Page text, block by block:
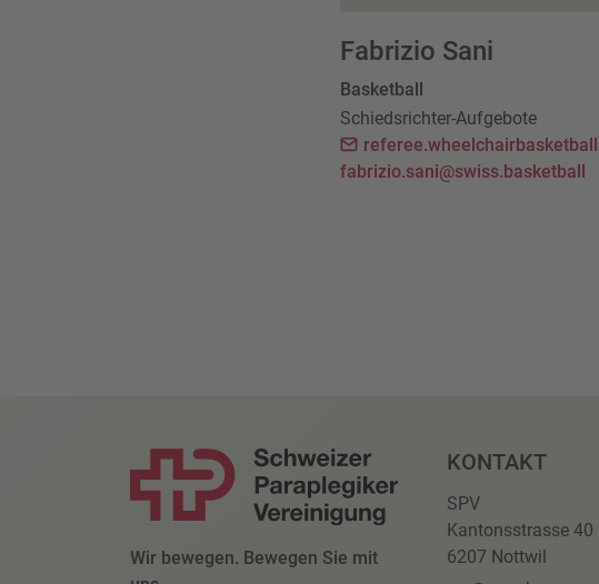
Fabrizio Sani
Basketball
Schiedsrichter-Aufgebote
fabrizio.sani@swiss.basketball
Wir bewegen. Bewegen Sie mit
KONTAKT
SPV
Kantonsstrasse 40
6207 Nottwil